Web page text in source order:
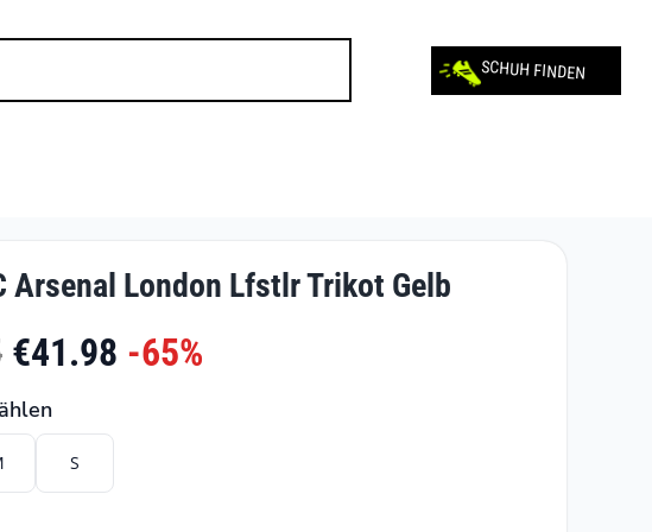
SCHUH FINDEN
Arsenal London Lfstlr Trikot Gelb
€41.98 -65%
S